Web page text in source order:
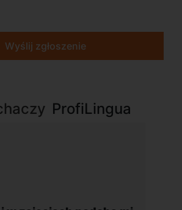
Wyślij zgłoszenie
ProfiLingua